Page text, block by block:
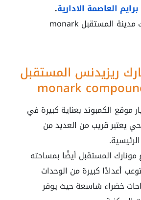
العاصمة الادارية.
مدينة المستقبلmonark
ريزيدنس المستقبل
موقع الكمبوند بعناية كبيرة في
يعتبر قريب من العديد من
المستقبل أيضًا بمساحته
أعدادًا كبيرة من الوحدات
خضراء شاسعة حيث يوفر